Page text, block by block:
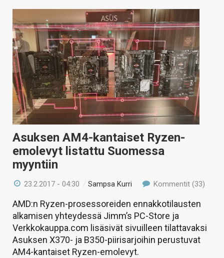
Asuksen AM4-kantaiset Ryzen-
emolevyt listattu Suomessa
myyntiin
23.2.2017 - 04:30 /Sampsa Kurri Kommentit (33)
AMD:n Ryzen-prosessoreiden ennakkotilausten
alkamisen yhteydessä Jimm’s PC-Store ja
Verkkokauppa.com lisäsivät sivuilleen tilattavaksi
Asuksen X370- ja B350-piirisarjoihin perustuvat
AM4-kantaiset Ryzen-emolevyt.